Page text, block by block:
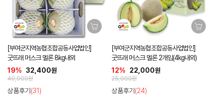
[부여군지역농협조합공동사업법인]
굿뜨래 머스크 멜론 8kg내외
19% 32,400원
40,000원
상품후기 (31)
[부여군지역농협조합공동사업법인]
굿뜨래 머스크 멜론 2개입(4kg내외)
12%
22,000원
25,000원
상품후기 (24)